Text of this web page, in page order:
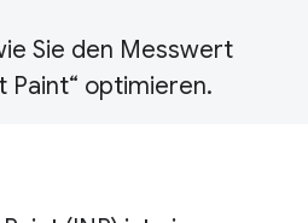
Sie den Messwert
Paint“ optimieren.